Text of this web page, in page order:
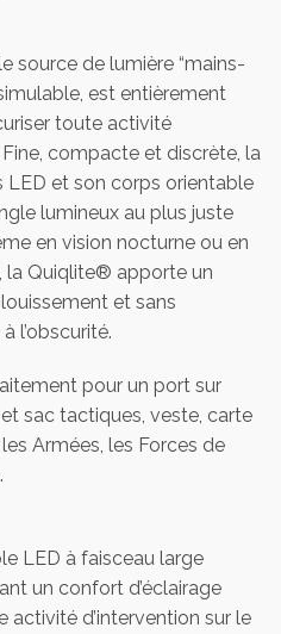
source de lumière “mains-
est entièrement
toute activité
compacte et discrète, la
et son corps orientable
lumineux au plus juste
en vision nocturne ou en
la Quiqlite® apporte un
et sans
l’obscurité.
pour un port sur
sac tactiques, veste, carte
Armées, les Forces de
LED à faisceau large
un confort d’éclairage
d’intervention sur le